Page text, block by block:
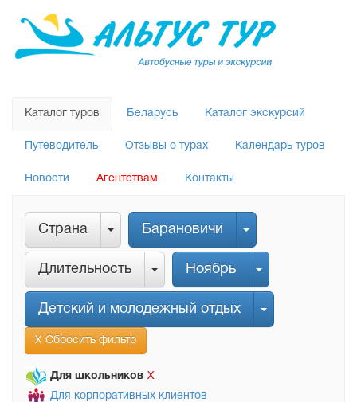
Каталог туров Беларусь Каталог экскурсий
Путеводитель Отзывы о турах Календарь туров
Новости Агентствам Контакты
Страна Барановичи
Длительность Ноябрь
Детский и молодежный отдых
Х Сбросить фильтр
Для школьников Х
Для корпоративных клиентов